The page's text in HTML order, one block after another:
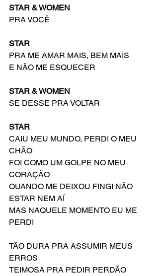
STAR & WOMEN
PRA VOCÊ
STAR
PRA ME AMAR MAIS, BEM MAIS
E NÃO ME ESQUECER
STAR & WOMEN
SE DESSE PRA VOLTAR
STAR
CAIU MEU MUNDO, PERDI O MEU
CHÃO
FOI COMO UM GOLPE NO MEU
CORAÇÃO
QUANDO ME DEIXOU FINGI NÃO
ESTAR NEM AÍ
MAS NAQUELE MOMENTO EU ME
PERDI
TÃO DURA PRA ASSUMIR MEUS
ERROS
TEIMOSA PRA PEDIR PERDÃO